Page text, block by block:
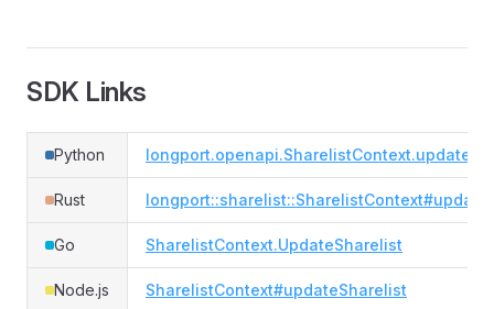
SDK Links
Python
Rust
Go SharelistContext.UpdateSharelist
Node.js SharelistContext#updateSharelist